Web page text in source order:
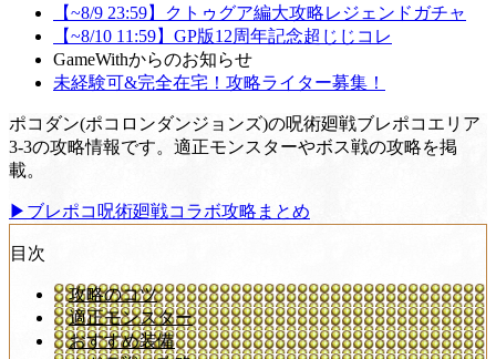
【~8/9 23:59】クトゥグア編大攻略レジェンドガチャ
【~8/10 11:59】GP版12周年記念超じじコレ
GameWithからのお知らせ
未経験可&完全在宅！攻略ライター募集！
ポコダン(ポコロンダンジョンズ)の呪術廻戦ブレポコエリア
3-3の攻略情報です。適正モンスターやボス戦の攻略を掲
載。
▶︎ブレポコ呪術廻戦コラボ攻略まとめ
目次
攻略のコツ
適正モンスター
おすすめ装備